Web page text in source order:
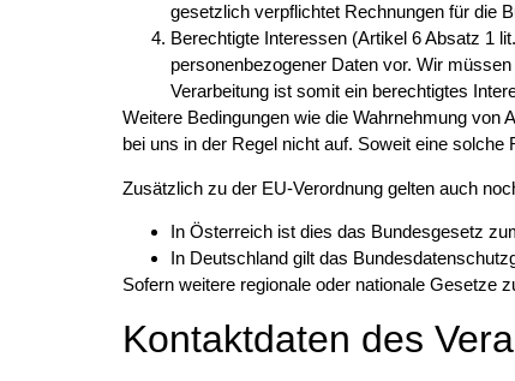
gesetzlich verpflichtet Rechnungen für die
Berechtigte Interessen (Artikel 6 Absatz 1
personenbezogener Daten vor. Wir
Verarbeitung ist somit ein berechtigtes
Weitere Bedingungen wie die Wahrnehmung
bei uns in der Regel nicht auf. Soweit eine
Zusätzlich zu der EU-Verordnung gelten auch
In Österreich ist dies das Bundesgesetz
In Deutschland gilt das
Sofern weitere regionale oder nationale Gesetze
Kontaktdaten des